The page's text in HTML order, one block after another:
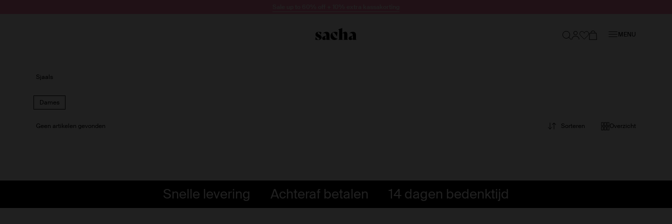
MENU
Sjaals
Dames
Overzicht
Geen artikelen gevonden Sorteren
Snelle levering Achteraf betalen 14 dagen bedenktijd